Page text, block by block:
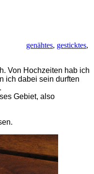
genähtes, gesticktes,
Von Hochzeiten hab ich
ich dabei sein durften
Gebiet, also